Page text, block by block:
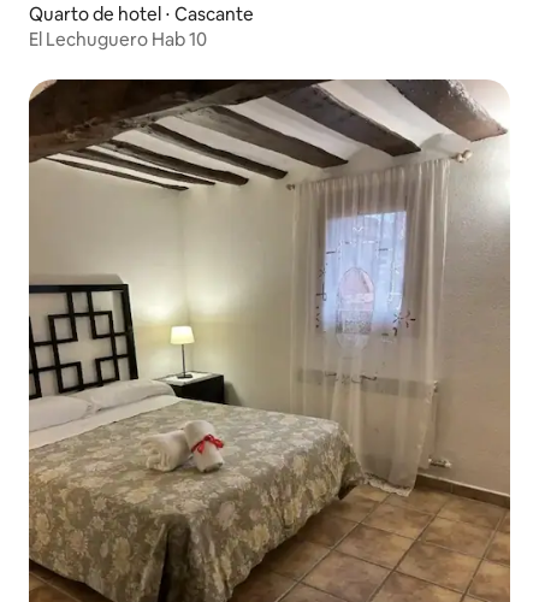
Quarto de hotel ⋅ Cascante
El Lechuguero Hab 10